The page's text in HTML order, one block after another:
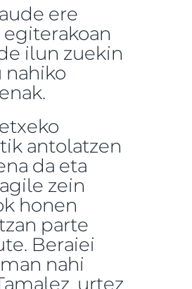
ere
ilun zuekin
antolatzen
da eta
zein
honen
parte
Beraiei
nahi
urtez